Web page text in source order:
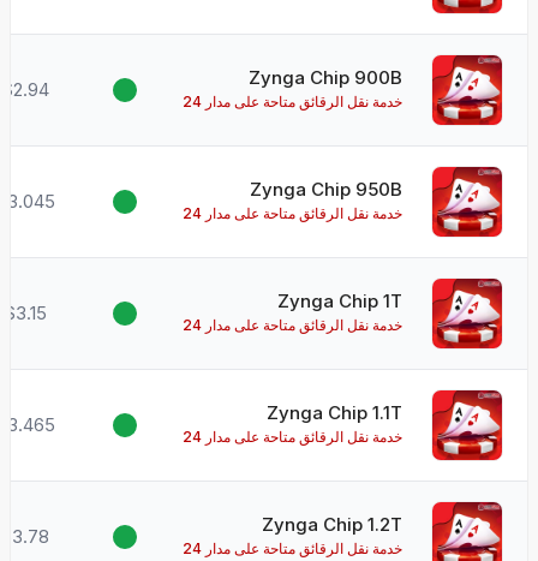
Zynga Chip 900B
خدمة نقل الرقائق متاحة على مدار 24
$2.94
Zynga Chip 950B
خدمة نقل الرقائق متاحة على مدار 24
Zynga Chip 1T
خدمة نقل الرقائق متاحة على مدار 24
$3.15
Zynga Chip 1.1T
خدمة نقل الرقائق متاحة على مدار 24
Zynga Chip 1.2T
خدمة نقل الرقائق متاحة على مدار 24
$3.78